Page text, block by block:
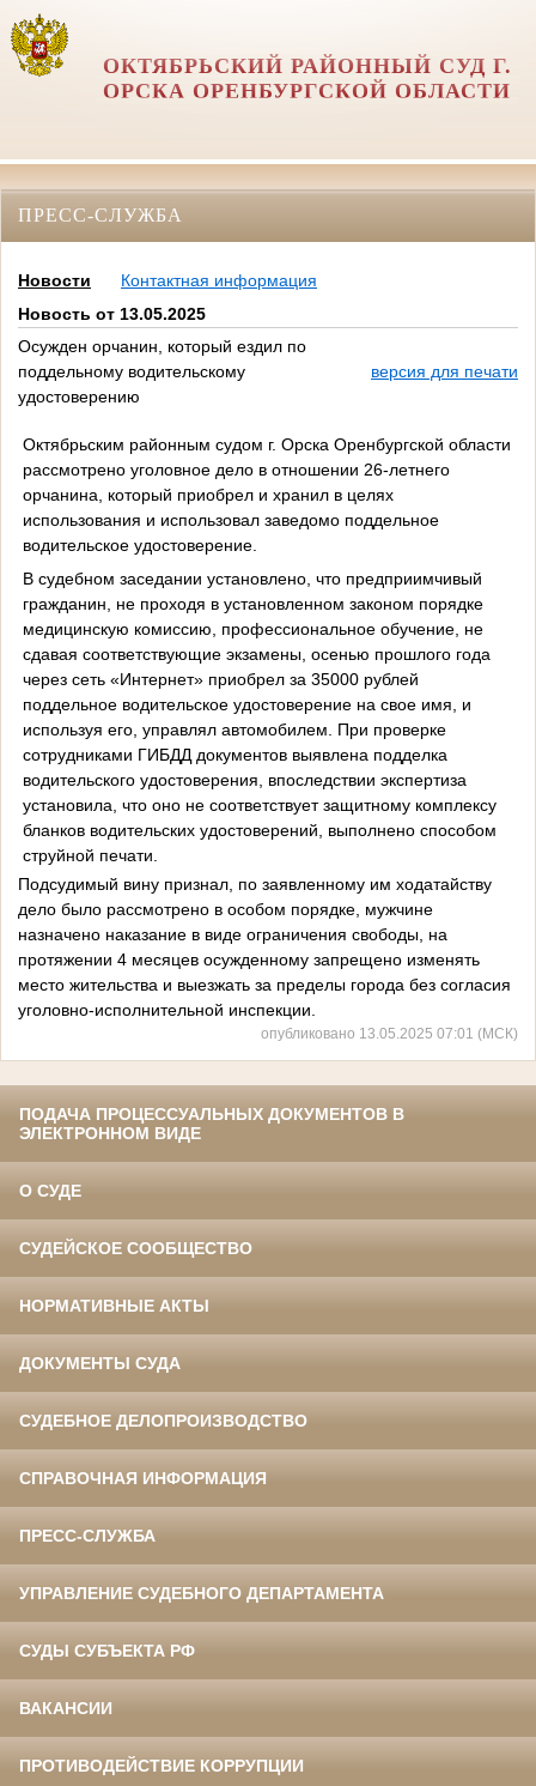
ОКТЯБРЬСКИЙ РАЙОННЫЙ СУД Г.
ОРСКА ОРЕНБУРГСКОЙ ОБЛАСТИ
ПРЕСС-СЛУЖБА
Новости
Контактная информация
Новость от 13.05.2025
Осужден орчанин, который ездил по
поддельному водительскому
удостоверению
версия для печати
Октябрьским районным судом г. Орска Оренбургской области
рассмотрено уголовное дело в отношении 26-летнего
орчанина, который приобрел и хранил в целях
использования и использовал заведомо поддельное
водительское удостоверение.
В судебном заседании установлено, что предприимчивый
гражданин, не проходя в установленном законом порядке
медицинскую комиссию, профессиональное обучение, не
сдавая соответствующие экзамены, осенью прошлого года
через сеть «Интернет» приобрел за 35000 рублей
поддельное водительское удостоверение на свое имя, и
используя его, управлял автомобилем. При проверке
сотрудниками ГИБДД документов выявлена подделка
водительского удостоверения, впоследствии экспертиза
установила, что оно не соответствует защитному комплексу
бланков водительских удостоверений, выполнено способом
струйной печати.
Подсудимый вину признал, по заявленному им ходатайству
дело было рассмотрено в особом порядке, мужчине
назначено наказание в виде ограничения свободы, на
протяжении 4 месяцев осужденному запрещено изменять
место жительства и выезжать за пределы города без согласия
уголовно-исполнительной инспекции.
опубликовано 13.05.2025 07:01 (МСК)
ПОДАЧА ПРОЦЕССУАЛЬНЫХ ДОКУМЕНТОВ В
ЭЛЕКТРОННОМ ВИДЕ
О СУДЕ
СУДЕЙСКОЕ СООБЩЕСТВО
НОРМАТИВНЫЕ АКТЫ
ДОКУМЕНТЫ СУДА
СУДЕБНОЕ ДЕЛОПРОИЗВОДСТВО
СПРАВОЧНАЯ ИНФОРМАЦИЯ
ПРЕСС-СЛУЖБА
УПРАВЛЕНИЕ СУДЕБНОГО ДЕПАРТАМЕНТА
СУДЫ СУБЪЕКТА РФ
ВАКАНСИИ
ПРОТИВОДЕЙСТВИЕ КОРРУПЦИИ